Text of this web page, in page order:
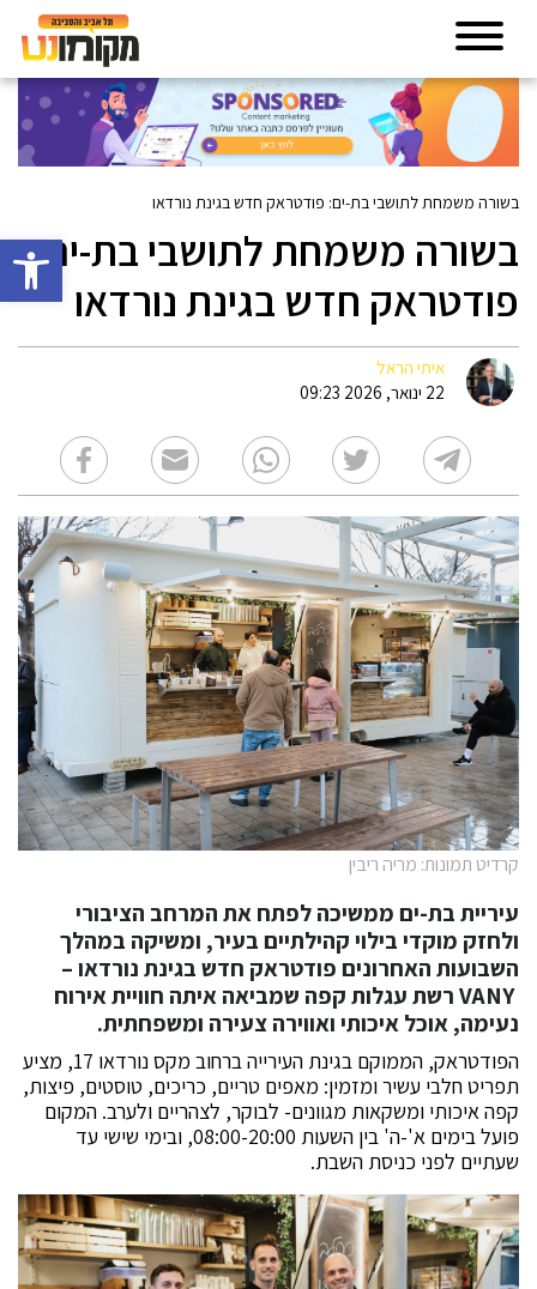
פתח
בשורה משמחת לתושבי בת-ים: פודטראק חדש בגינת נורדאו
בשורה משמחת לתושבי בת-ים:
פודטראק חדש בגינת נורדאו
איתי הראל
22 ינואר, 2026 09:23
קרדיט תמונות: מריה ריבין
עיריית בת-ים ממשיכה לפתח את המרחב הציבורי
ולחזק מוקדי בילוי קהילתיים בעיר, ומשיקה במהלך
השבועות האחרונים פודטראק חדש בגינת נורדאו –
VANY
רשת עגלות קפה שמביאה איתה חוויית אירוח
נעימה, אוכל איכותי ואווירה צעירה ומשפחתית.
הפודטראק, הממוקם בגינת העירייה ברחוב מקס נורדאו 17, מציע
תפריט חלבי עשיר ומזמין: מאפים טריים, כריכים, טוסטים, פיצות,
קפה איכותי ומשקאות מגוונים- לבוקר, לצהריים ולערב. המקום
פועל בימים א'-ה' בין השעות 08:00-20:00, ובימי שישי עד
שעתיים לפני כניסת השבת.